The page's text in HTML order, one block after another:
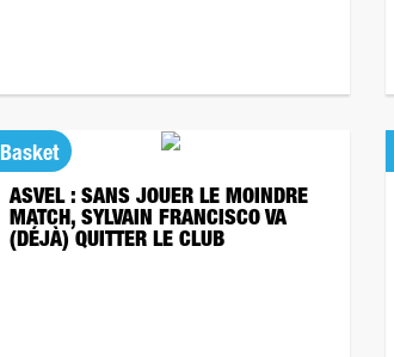
Basket
ASVEL : SANS JOUER LE MOINDRE
MATCH, SYLVAIN FRANCISCO VA
(DÉJÀ) QUITTER LE CLUB